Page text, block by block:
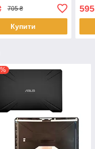
піддон, корито)
705 ₴
Купити
595